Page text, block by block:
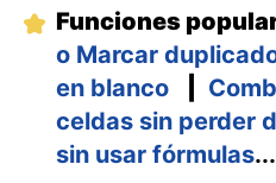
Funciones
o Marcar
en blanco
celdas sin perder
sin usar fórmulas...